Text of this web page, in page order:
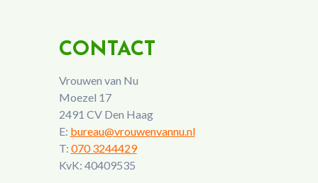
CONTACT
Vrouwen van Nu
Moezel 17
2491 CV Den Haag
E: bureau@vrouwenvannu.nl
T: 070 3244429
KvK: 40409535